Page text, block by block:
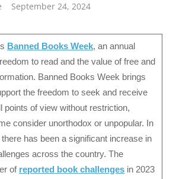
September 24, 2024
Banned Books Week, an annual
to read and the value of free and
Banned Books Week brings
the freedom to seek and receive
points of view without restriction,
consider unorthodox or unpopular. In
has been a significant increase in
across the country. The
of reported book challenges in 2023